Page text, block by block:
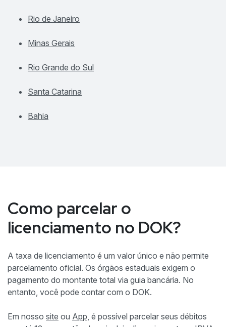
Rio de Janeiro
Minas Gerais
Rio Grande do Sul
Santa Catarina
Bahia
Como parcelar o
licenciamento no DOK?
A taxa de licenciamento é um valor único e não permite
parcelamento oficial. Os órgãos estaduais exigem o
pagamento do montante total via guia bancária. No
entanto, você pode contar com o DOK.
Em nosso site ou App , é possível parcelar seus débitos